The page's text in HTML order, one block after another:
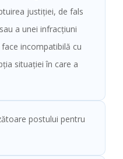
justiției, de fals
a unei infracțiuni
incompatibilă cu
situației în care a
postului pentru